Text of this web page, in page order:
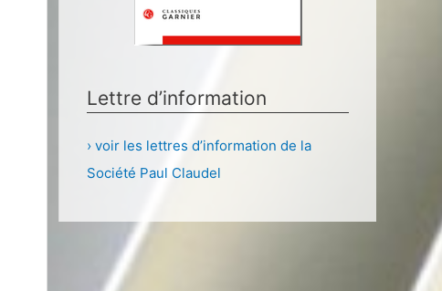
Lettre d’information
› voir les lettres d’information de la
Société Paul Claudel